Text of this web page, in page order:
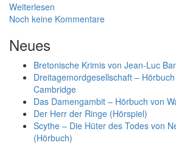
Weiterlesen
Noch keine Kommentare
Neues
Bretonische Krimis von Jean-Luc
Dreitagemordgesellschaft –
Cambridge
Das Damengambit – Hörbuch von
Der Herr der Ringe (Hörspiel)
Scythe – Die Hüter des Todes von
(Hörbuch)